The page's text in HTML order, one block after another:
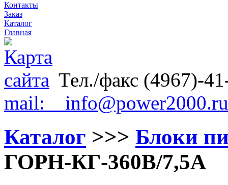
Контакты
Заказ
Каталог
Главная
Тел./факс (4967)-
mail: info@power2000.ru
Каталог >>> Блоки
ГОРН-КГ-360В/7,5А